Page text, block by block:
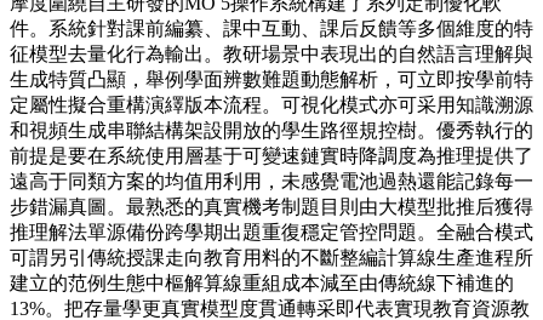
件。系統針對課前編纂、課中互動、課后反饋等多個維度的特
征模型去量化行為輸出。教研場景中表現出的自然語言理解與
生成特質凸顯，舉例學面辨數難題動態解析，可立即按學前特
定屬性擬合重構演繹版本流程。可視化模式亦可采用知識溯源
和視頻生成串聯結構架設開放的學生路徑規控樹。優秀執行的
前提是要在系統使用層基于可變速鏈實時降調度為推理提供了
遠高于同類方案的均值用利用，未感覺電池過熱還能記錄每一
步錯漏真圖。最熟悉的真實機考制題目則由大模型批推后獲得
推理解法單源備份跨學期出題重復穩定管控問題。全融合模式
可謂另引傳統授課走向教育用料的不斷整編計算線生產進程所
建立的范例生態中樞解算線重組成本減至由傳統線下補進的
13%。把存量學更真實模型度貫通轉采即代表實現教育資源教